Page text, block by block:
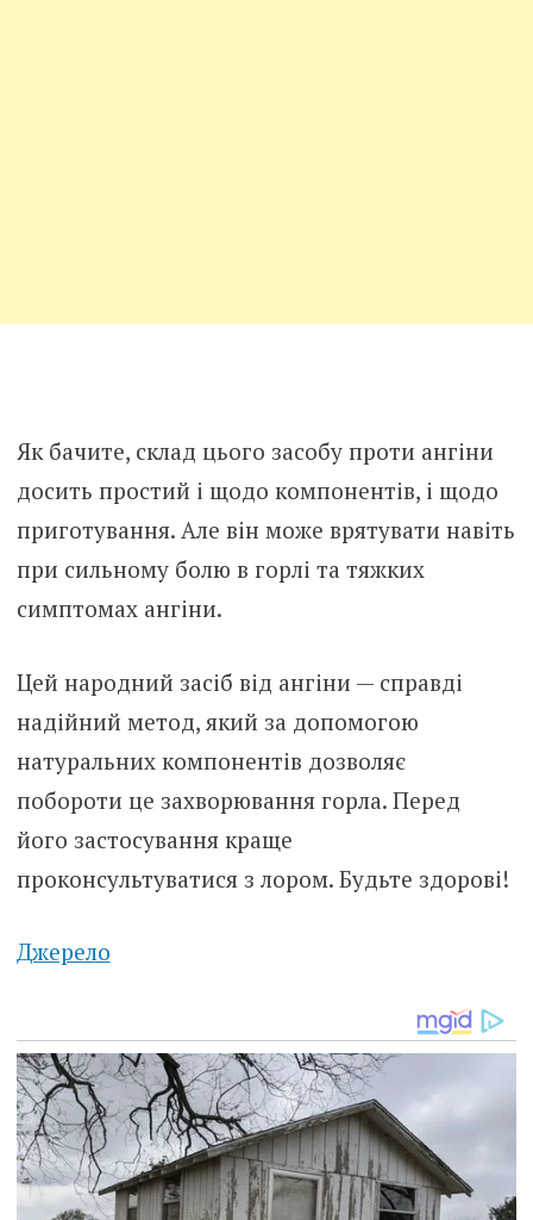
Як бачите, склад цього засобу проти ангіни
досить простий і щодо компонентів, і щодо
приготування. Але він може врятувати навіть
при сильному болю в горлі та тяжких
симптомах ангіни.
Цей народний засіб від ангіни — справді
надійний метод, який за допомогою
натуральних компонентів дозволяє
побороти це захворювання горла. Перед
його застосування краще
проконсультуватися з лором. Будьте здорові!
Джерело